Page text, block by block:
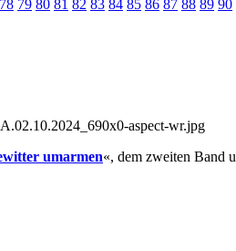
78 79 80 81 82 83 84 85 86 87 88 89 90
umarmen«, dem zweiten Band